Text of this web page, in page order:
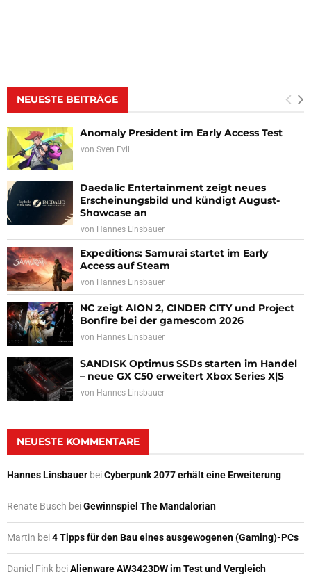
NEUESTE BEITRÄGE
Anomaly President im Early Access Test
von Sven Evil
Daedalic Entertainment zeigt neues
Erscheinungsbild und kündigt August-
Showcase an
von Hannes Linsbauer
Expeditions: Samurai startet im Early
Access auf Steam
von Hannes Linsbauer
NC zeigt AION 2, CINDER CITY und Project
Bonfire bei der gamescom 2026
von Hannes Linsbauer
SANDISK Optimus SSDs starten im Handel
– neue GX C50 erweitert Xbox Series X|S
von Hannes Linsbauer
NEUESTE KOMMENTARE
Hannes Linsbauer beiCyberpunk 2077 erhält eine Erweiterung
Renate Busch beiGewinnspiel The Mandalorian
Martin bei4 Tipps für den Bau eines ausgewogenen (Gaming)-PCs
Daniel Fink beiAlienware AW3423DW im Test und Vergleich